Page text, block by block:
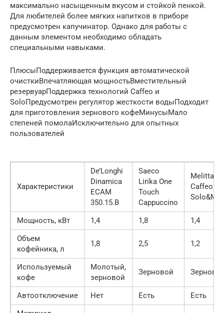
максимально насыщенным вкусом и стойкой пенкой.
Для любителей более мягких напитков в приборе
предусмотрен капучинатор. Однако для работы с
данным элементом необходимо обладать
специальными навыками.
ПлюсыПоддерживается функция автоматической
очисткиВпечатляющая мощностьВместительный
резервуарПоддержка технологий Caffeo и
SoloПредусмотрен регулятор жесткости водыПодходит
для приготовления зернового кофеМинусыМало
степеней помолаИсключительно для опытных
пользователей
Характеристики
De’Longhi
Dinamica
ECAM
350.15.B
Saeco
Lirika One
Touch
Cappuccino
Melitta
Caffeo
Мощность, кВт 1,4 1,8
1,4
Объем
кофейника, л
1,8 2,5 1,2
Используемый
кофе
Молотый,
зерновой
Зерновой
Автоотключение Нет Есть
Есть